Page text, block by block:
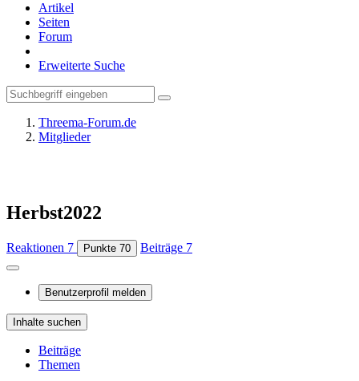
Artikel
Seiten
Forum
Erweiterte Suche
Threema-Forum.de
Mitglieder
Herbst2022
Reaktionen 7 Punkte 70 Beiträge 7
Benutzerprofil melden
Inhalte suchen
Beiträge
Themen